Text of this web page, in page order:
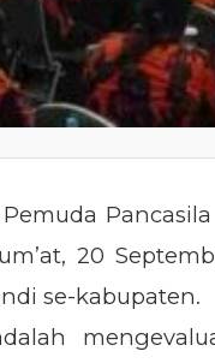
Pemuda
20
se-kabupaten.